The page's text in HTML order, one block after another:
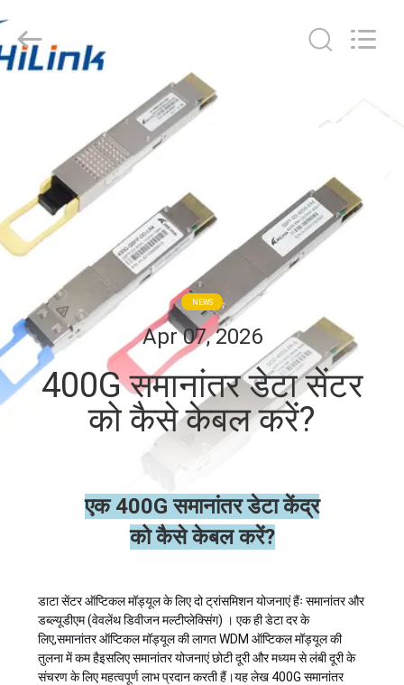
हमारे
बारे
कारखाने
का
दौरा
समाचार
HiLink
Technology
Co.,Ltd..
All
Rights
NEWS
Apr 07, 2026
400G समानांतर डेटा सेंटर
को कैसे केबल करें?
एक 400G समानांतर डेटा केंद्र
को कैसे केबल करें?
डाटा सेंटर ऑप्टिकल मॉड्यूल के लिए दो ट्रांसमिशन योजनाएं हैंः समानांतर और
डब्ल्यूडीएम (वेवलेंथ डिवीजन मल्टीप्लेक्सिंग) । एक ही डेटा दर के
लिए,समानांतर ऑप्टिकल मॉड्यूल की लागत WDM ऑप्टिकल मॉड्यूल की
तुलना में कम हैइसलिए समानांतर योजनाएं छोटी दूरी और मध्यम से लंबी दूरी के
संचरण के लिए महत्वपूर्ण लाभ प्रदान करती हैं।यह लेख 400G समानांतर